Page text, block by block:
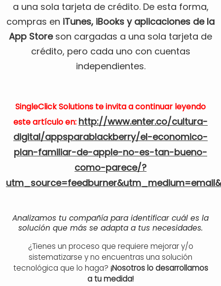
a una sola tarjeta de crédito. De esta forma,
compras en iTunes, iBooks y aplicaciones de la
App Store son cargadas a una sola tarjeta de
crédito, pero cada uno con cuentas
independientes.
SingleClick Solutions te invita a continuar leyendo
este artículo en: http://www.enter.co/cultura-
digital/appsparablackberry/el-economico-
plan-familiar-de-apple-no-es-tan-bueno-
como-parece/?
Analizamos tu compañía para identificar cuál es la
solución que más se adapta a tus necesidades.
¿Tienes un proceso que requiere mejorar y/o
sistematizarse y no encuentras una solución
tecnológica que lo haga? ¡Nosotros lo desarrollamos
a tu medida!